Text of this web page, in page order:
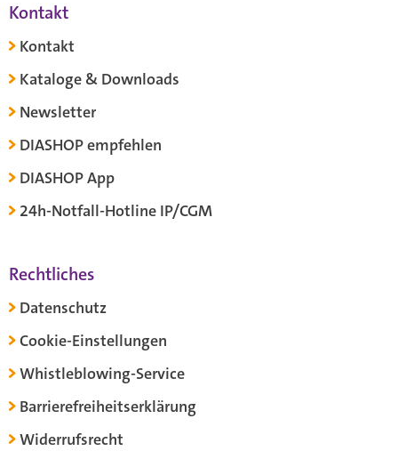
Kontakt
Kontakt
Kataloge & Downloads
Newsletter
DIASHOP empfehlen
DIASHOP App
24h-Notfall-Hotline IP/CGM
Rechtliches
Datenschutz
Cookie-Einstellungen
Whistleblowing-Service
Barrierefreiheitserklärung
Widerrufsrecht